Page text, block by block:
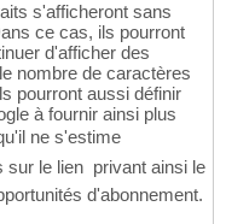
s'afficheront sans
ce cas, ils pourront
d'afficher des
nombre de caractères
pourront aussi définir
à fournir ainsi plus
ne s'estime
le lien  privant ainsi le
d'abonnement.